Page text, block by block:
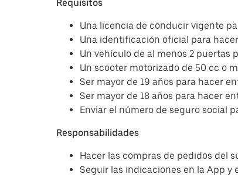
Requisitos
Una licencia de conducir vigente
Una identificación oficial para
Un vehículo de al menos 2 puertas
Un scooter motorizado de 50 cc o
Ser mayor de 19 años para hacer
Ser mayor de 18 años para hacer
Enviar el número de seguro social
Responsabilidades
Hacer las compras de pedidos del
Seguir las indicaciones en la App y